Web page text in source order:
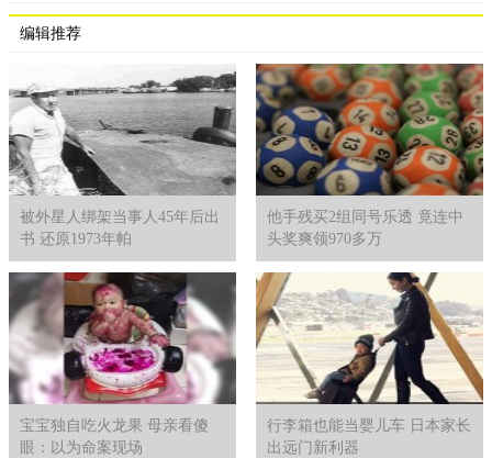
5、香港大头婴儿
相传很早前香港一家医院接生了一个怪婴，出生时脑袋是平
常人的3倍，而整个脑袋到处是眼睛，其母亲也因难产死了。此怪
婴竟然将其母亲的内脏全部吃掉，吓得接生的护士精神异常，之
后此怪婴被警方单独隔离开。民间也开始流传说该怪婴是撒旦的
儿子。
编辑推荐
被外星人绑架当事人45年后出
书 还原1973年帕
他手残买2组同号乐透 竟连中
头奖爽领970多万
宝宝独自吃火龙果 母亲看傻
眼：以为命案现场
行李箱也能当婴儿车 日本家长
出远门新利器